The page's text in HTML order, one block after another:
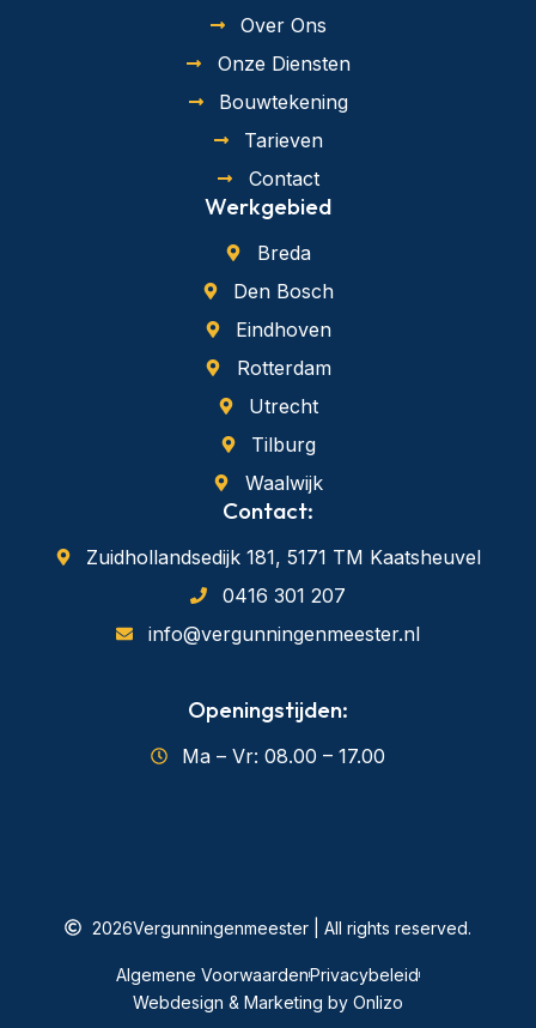
Over Ons
Onze Diensten
Bouwtekening
Tarieven
Contact
Werkgebied
Breda
Den Bosch
Eindhoven
Rotterdam
Utrecht
Tilburg
Waalwijk
Contact:
Zuidhollandsedijk 181, 5171 TM Kaatsheuvel
0416 301 207
info@vergunningenmeester.nl
Openingstijden:
Ma – Vr: 08.00 – 17.00
2026Vergunningenmeester | All rights reserved.
Algemene VoorwaardenPrivacybeleid
Webdesign & Marketing by Onlizo